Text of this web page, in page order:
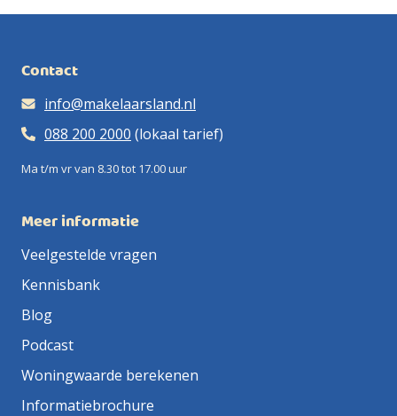
Contact
info@makelaarsland.nl
088 200 2000 (lokaal tarief)
Ma t/m vr van 8.30 tot 17.00 uur
Meer informatie
Veelgestelde vragen
Kennisbank
Blog
Podcast
Woningwaarde berekenen
Informatiebrochure